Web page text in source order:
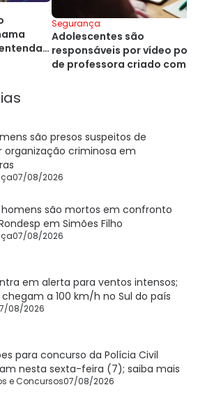
Segurança
Adolescentes são
responsáveis por vídeo
de professora criado com IA
são presos suspeitos de
organização criminosa em
07/08/2026
são mortos em confronto
em Simões Filho
07/08/2026
em alerta para ventos intensos;
a 100 km/h no Sul do país
08/2026
para concurso da Polícia Civil
nesta sexta-feira (7); saiba mais
e Concursos07/08/2026